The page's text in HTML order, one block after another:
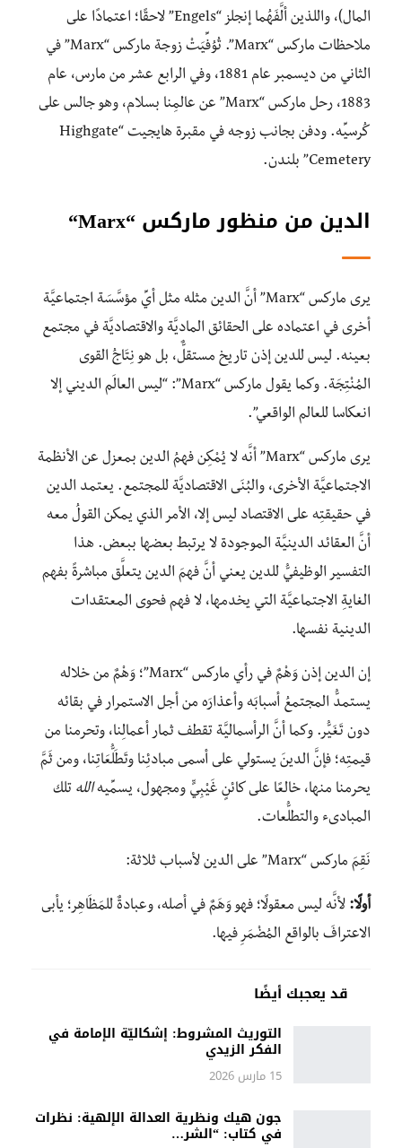
المال)، واللذين ألَّفَهُما إنجلز “Engels” لاحقًا؛ اعتمادًا على
ملاحظات ماركس “Marx”. تُوُفِّيَتْ زوجة ماركس “Marx” في
الثاني من ديسمبر عام 1881، وفي الرابع عشر من مارس، عام
1883، رحل ماركس “Marx” عن عالمِنا بسلام، وهو جالس على
كُرسيِّه. ودفن بجانب زوجه في مقبرة هايجيت “Highgate
Cemetery” بلندن.
الدين من منظور ماركس “Marx
“
يرى ماركس “Marx” أنَّ الدين مثله مثل أيِّ مؤسَّسَة اجتماعيَّة
أخرى في اعتماده على الحقائق الماديَّة والاقتصاديَّة في مجتمع
بعينه. ليس للدين إذن تاريخ مستقلٌّ، بل هو نِتَاجُ القوى
المُنْتِجَة. وكما يقول ماركس “Marx”: “ليس العالَم الديني إلا
انعكاسا للعالم الواقعي”.
يرى ماركس “Marx” أنَّه لا يُمْكِن فهمُ الدين بمعزل عن الأنظمة
الاجتماعيَّة الأخرى، والبُنَى الاقتصاديَّة للمجتمع. يعتمد الدين
في حقيقتِه على الاقتصاد ليس إلا، الأمر الذي يمكن القولُ معه
أنَّ العقائد الدينيَّة الموجودة لا يرتبط بعضها ببعض. هذا
التفسير الوظيفيُّ للدين يعني أنَّ فهمَ الدين يتعلَّق مباشرةً بفهم
الغايةِ الاجتماعيَّة التي يخدمها، لا فهم فحوى المعتقدات
الدينية نفسها.
إن الدين إذن وَهْمٌ في رأي ماركس “Marx”؛ وَهْمٌ من خلاله
يستمدُّ المجتمعُ أسبابَه وأعذارَه من أجل الاستمرار في بقائه
دون تَغَيُّر. وكما أنَّ الرأسماليَّة تقطف ثمار أعمالِنا، وتحرمنا من
قيمتِه؛ فإنَّ الدينَ يستولي على أسمى مبادئِنا وتَطَلُّعَاتِنا، ومن ثَمَّ
يحرمنا منها، خالعًا على كائنٍ غَيْبِيٍّ ومجهول، يسمِّيهالله تلك
المبادىء والتطلُّعات.
نَقِمَ ماركس “Marx” على الدين لأسباب ثلاثة:
أولًا: لأنَّه ليس معقولًا؛ فهو وَهَمٌ في أصله، وعبادةٌ للمَظَاهِر؛ يأبى
الاعترافَ بالواقع المُضْمَرِ فيها.
قد يعجبك أيضًا
التوريث المشروط: إشكاليّة الإمامة في
الفكر الزيدي
15 مارس 2026
جون هيك ونظرية العدالة الإلهية: نظرات
في كتاب: “الشر…